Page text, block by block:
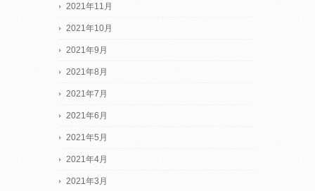
2021年11月
2021年10月
2021年9月
2021年8月
2021年7月
2021年6月
2021年5月
2021年4月
2021年3月